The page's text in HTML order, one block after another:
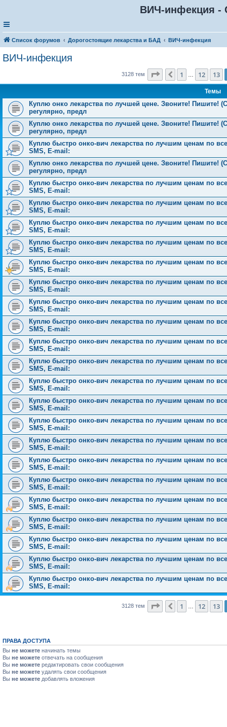
ВИЧ-инфекция -
Список форумов Дорогостоящие лекарства и БАД ВИЧ-инфекция
ВИЧ-инфекция
3128 тем Страница 14из 126
Пред.
1 12 13
Темы
Куплю онко лекарства по лучшей цене. Звоните! Пишите!
регулярно, предл
Куплю онко лекарства по лучшей цене. Звоните! Пишите!
регулярно, предл
Куплю быстро онко-вич лекарства по лучшим ценам по
SMS, E-mail:
Куплю онко лекарства по лучшей цене. Звоните! Пишите!
регулярно, предл
Куплю быстро онко-вич лекарства по лучшим ценам по
SMS, E-mail:
Куплю быстро онко-вич лекарства по лучшим ценам по
SMS, E-mail:
Куплю быстро онко-вич лекарства по лучшим ценам по
SMS, E-mail:
Куплю быстро онко-вич лекарства по лучшим ценам по
SMS, E-mail:
Куплю быстро онко-вич лекарства по лучшим ценам по
SMS, E-mail:
Куплю быстро онко-вич лекарства по лучшим ценам по
SMS, E-mail:
Куплю быстро онко-вич лекарства по лучшим ценам по
SMS, E-mail:
Куплю быстро онко-вич лекарства по лучшим ценам по
SMS, E-mail:
Куплю быстро онко-вич лекарства по лучшим ценам по
SMS, E-mail:
Куплю быстро онко-вич лекарства по лучшим ценам по
SMS, E-mail:
Куплю быстро онко-вич лекарства по лучшим ценам по
SMS, E-mail:
Куплю быстро онко-вич лекарства по лучшим ценам по
SMS, E-mail:
Куплю быстро онко-вич лекарства по лучшим ценам по
SMS, E-mail:
Куплю быстро онко-вич лекарства по лучшим ценам по
SMS, E-mail:
Куплю быстро онко-вич лекарства по лучшим ценам по
SMS, E-mail:
Куплю быстро онко-вич лекарства по лучшим ценам по
SMS, E-mail:
Куплю быстро онко-вич лекарства по лучшим ценам по
SMS, E-mail:
Куплю быстро онко-вич лекарства по лучшим ценам по
SMS, E-mail:
Куплю быстро онко-вич лекарства по лучшим ценам по
SMS, E-mail:
Куплю быстро онко-вич лекарства по лучшим ценам по
SMS, E-mail:
Куплю быстро онко-вич лекарства по лучшим ценам по
SMS, E-mail:
3128 тем Страница 14из 126
Пред.
1 12 13
ПРАВА ДОСТУПА
Вы не можете начинать темы
Вы не можете отвечать на сообщения
Вы не можете редактировать свои сообщения
Вы не можете удалять свои сообщения
Вы не можете добавлять вложения